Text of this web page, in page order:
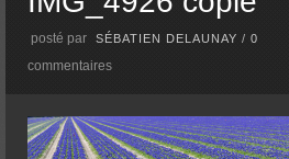
posté par SÉBATIEN DELAUNAY /0
commentaires